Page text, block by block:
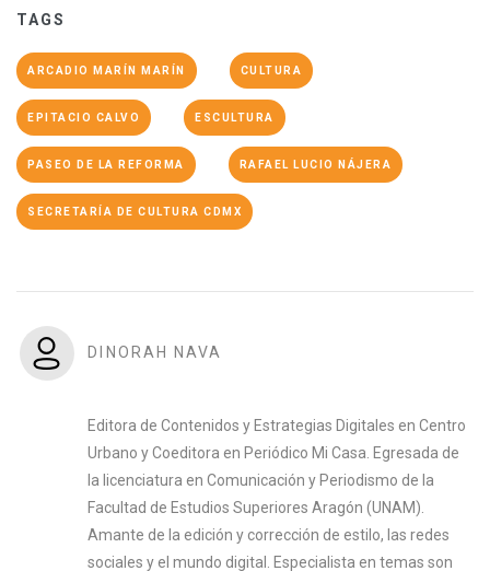
TAGS
ARCADIO MARÍN MARÍN CULTURA
EPITACIO CALVO ESCULTURA
PASEO DE LA REFORMA RAFAEL LUCIO NÁJERA
SECRETARÍA DE CULTURA CDMX
DINORAH NAVA
Editora de Contenidos y Estrategias Digitales en Centro
Urbano y Coeditora en Periódico Mi Casa. Egresada de
la licenciatura en Comunicación y Periodismo de la
Facultad de Estudios Superiores Aragón (UNAM).
Amante de la edición y corrección de estilo, las redes
sociales y el mundo digital. Especialista en temas son